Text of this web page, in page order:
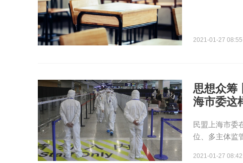
2021-01-27 08:55
思想众筹
海市委这
民盟上海市委
位、多主体监
2021-01-27 08:42